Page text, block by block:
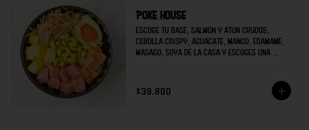
Poke house
Escoge tu base, salmón y atún crudos,
cebolla crispy, aguacate, mango, edamame,
masago, soya de la casa y escoges una
$39.800